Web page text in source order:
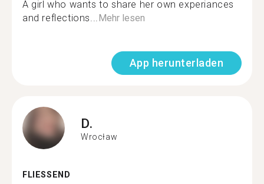
A girl who wants to share her own experiances
and reflections... Mehr lesen
App herunterladen
D.
Wrocław
FLIESSEND